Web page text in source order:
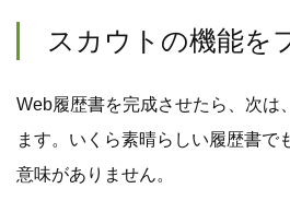
スカウトの機能を
Web履歴書を完成させたら、次は
ます。いくら素晴らしい履歴書で
意味がありません。